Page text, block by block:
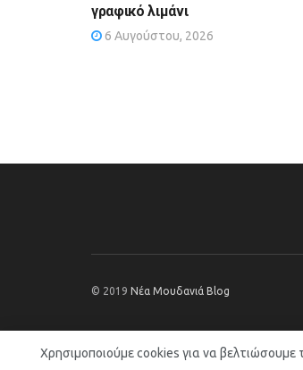
γραφικό λιμάνι
6 Αυγούστου, 2026
© 2019 Νέα Μουδανιά Blog
Χρησιμοποιούμε cookies για να